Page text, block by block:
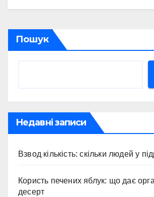
Пошук
Недавні записи
Взвод кількість: скільки людей у
Користь печених яблук: що дає
десерт